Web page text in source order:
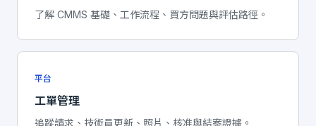
了解 CMMS 基礎、工作流程、買方問題與評估路徑。
平台
工單管理
追蹤請求、技術員更新、照片、核准與結案證據。